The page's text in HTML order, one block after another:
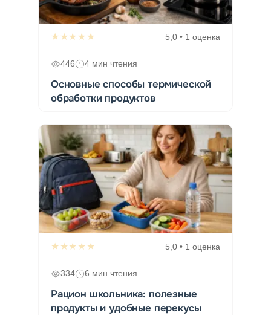
★★★★★ 5,0 • 1 оценка
446 4 мин чтения
Основные способы термической
обработки продуктов
★★★★★ 5,0 • 1 оценка
334 6 мин чтения
Рацион школьника: полезные
продукты и удобные перекусы